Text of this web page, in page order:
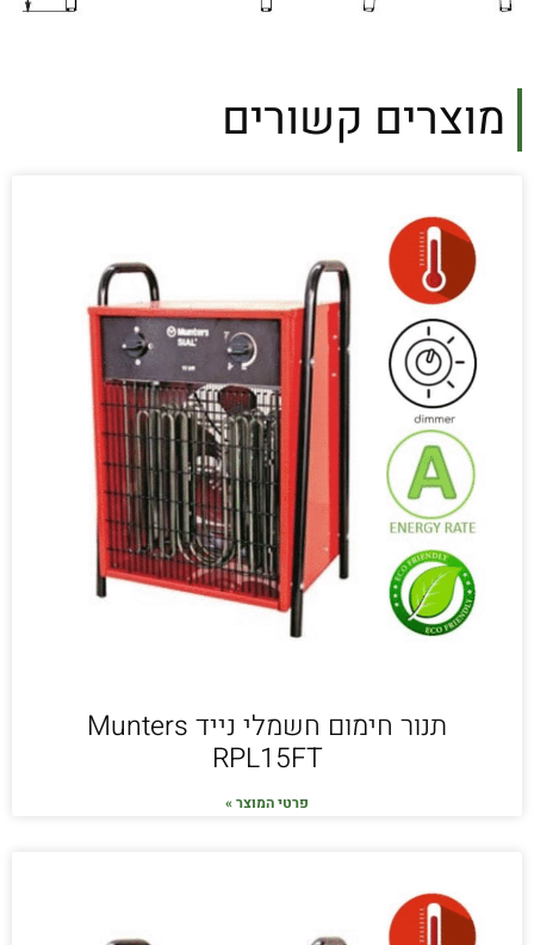
מוצרים קשורים
תנור חימום חשמלי נייד Munters
RPL15FT
פרטי המוצר »